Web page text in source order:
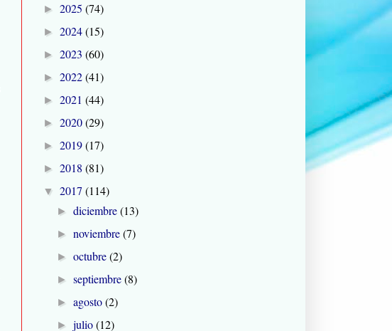
► 2025 (74)
► 2024(15)
► 2023 (60)
► 2022(41)
► 2021 (44)
► 2020(29)
► 2019(17)
► 2018 (81)
▼ 2017 (114)
►diciembre(13)
►noviembre(7)
►octubre(2)
►septiembre(8)
►agosto(2)
►julio(12)